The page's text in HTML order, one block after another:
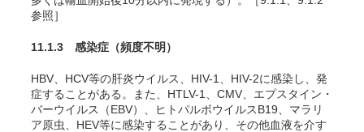
参照］
11.1.3 感染症 （頻度不明）
HBV、HCV等の肝炎ウイルス 、HIV-1 、HIV-2に感染し、発
症することがある。また、HTLV-1
、CMV 、エプスタイン・
バーウイルス（EBV）
、ヒトパルボウイルスB19 、マラリ
ア原虫
、HEV等に感染することがあり、その他血液を介す